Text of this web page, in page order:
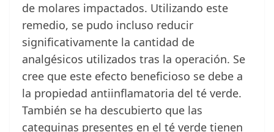
de molares impactados. Utilizando este
remedio, se pudo incluso reducir
significativamente la cantidad de
analgésicos utilizados tras la operación. Se
cree que este efecto beneficioso se debe a
la propiedad antiinflamatoria del té verde.
También se ha descubierto que las
catequinas presentes en el té verde tienen